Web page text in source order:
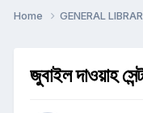
Home GENERAL
জুবাইল দাওয়াহ